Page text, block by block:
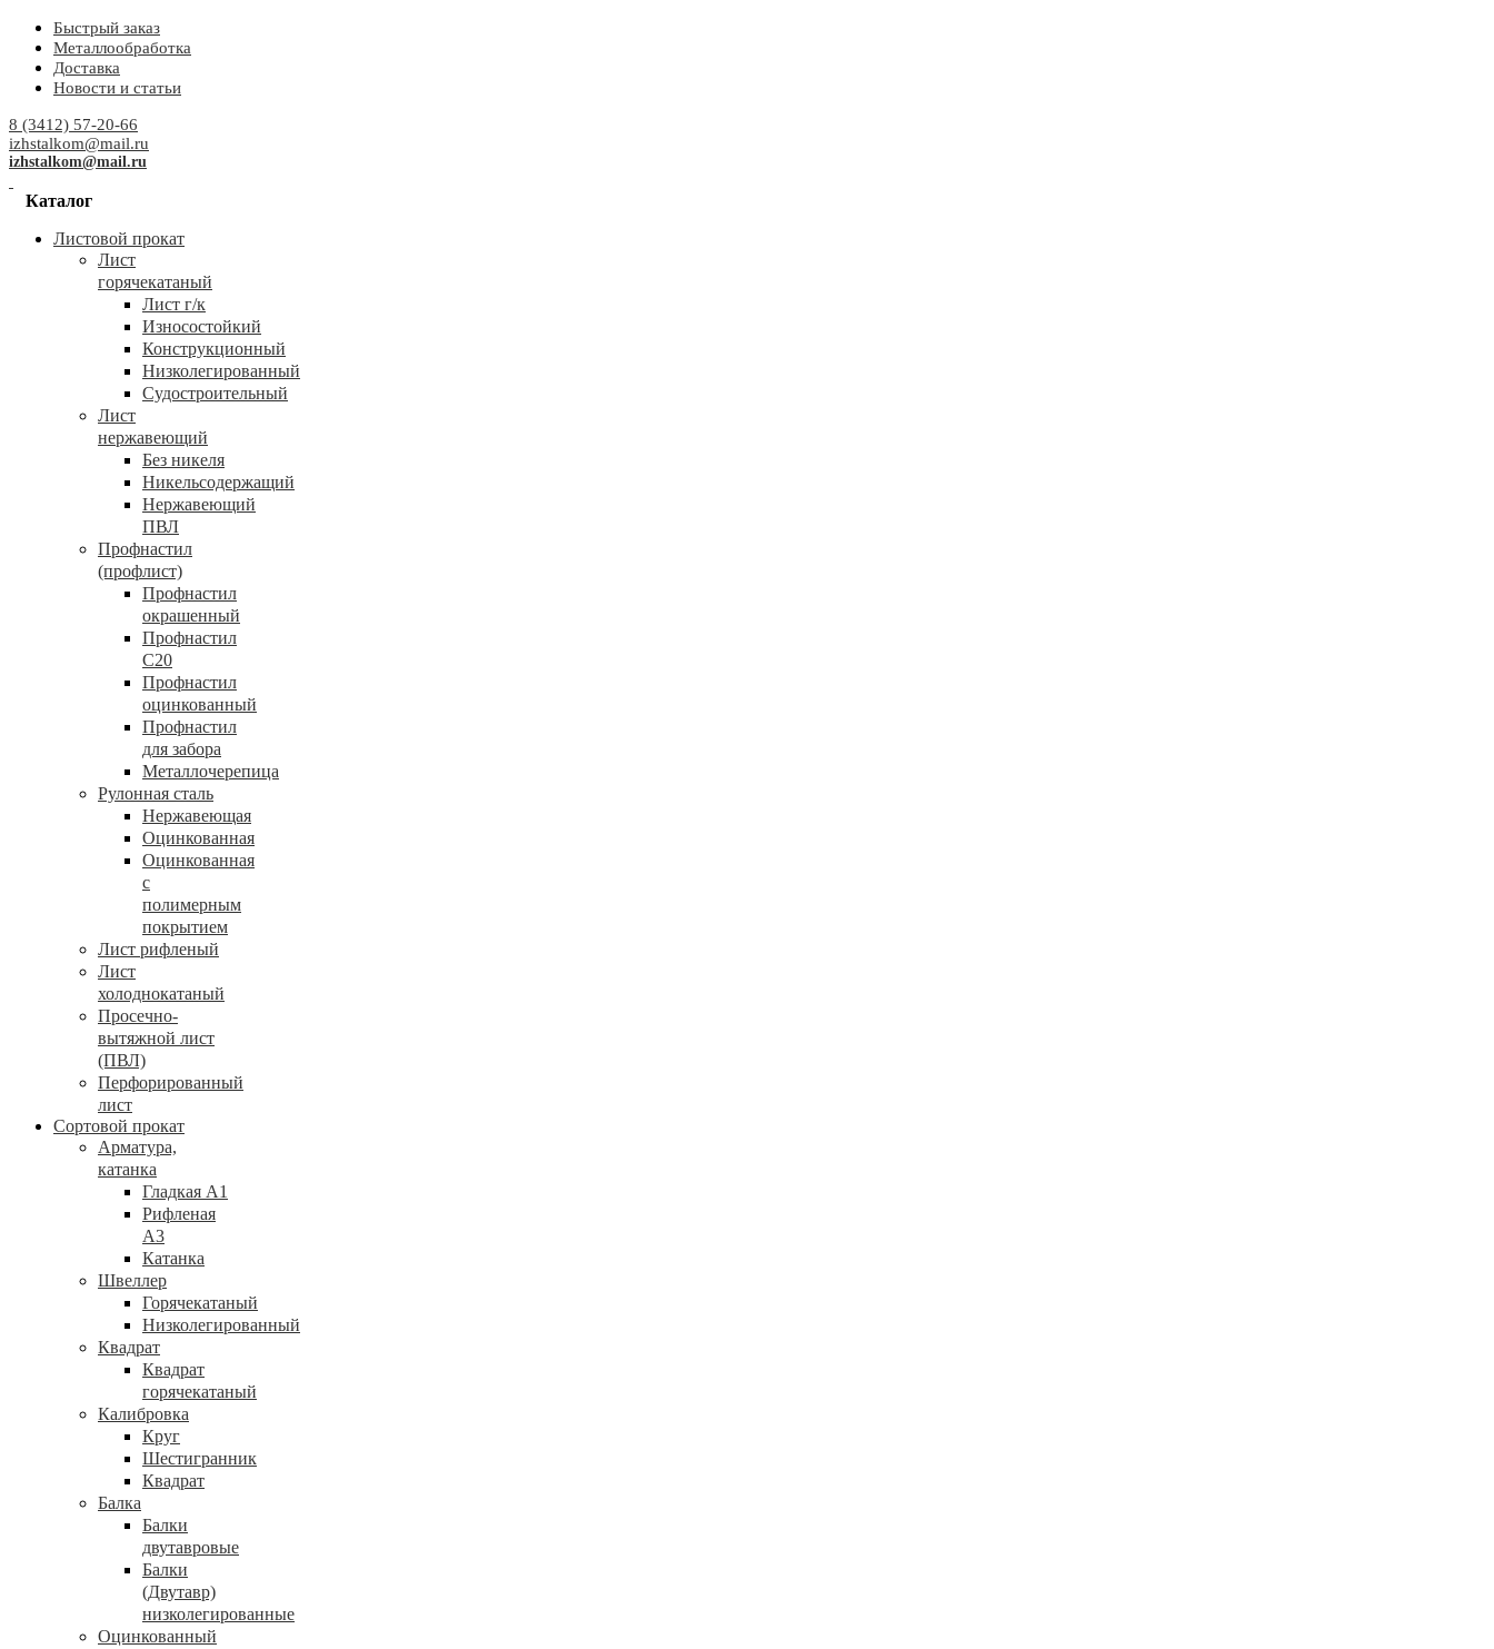
Быстрый заказ
Металлообработка
Доставка
Новости и статьи
8 (3412) 57-20-66
izhstalkom@mail.ru
izhstalkom@mail.ru
Каталог
Листовой прокат
Лист
горячекатаный
Лист г/к
Износостойкий
Конструкционный
Низколегированный
Судостроительный
Лист
нержавеющий
Без никеля
Никельсодержащий
Нержавеющий
ПВЛ
Профнастил
(профлист)
Профнастил
окрашенный
Профнастил
С20
Профнастил
оцинкованный
Профнастил
для забора
Металлочерепица
Рулонная сталь
Нержавеющая
Оцинкованная
Оцинкованная
с
полимерным
покрытием
Лист рифленый
Лист
холоднокатаный
Просечно-
вытяжной лист
(ПВЛ)
Перфорированный
лист
Сортовой прокат
Арматура,
катанка
Гладкая А1
Рифленая
А3
Катанка
Швеллер
Горячекатаный
Низколегированный
Квадрат
Квадрат
горячекатаный
Калибровка
Круг
Шестигранник
Квадрат
Балка
Балки
двутавровые
Балки
(Двутавр)
низколегированные
Оцинкованный